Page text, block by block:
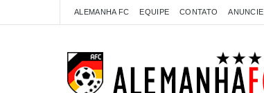
ALEMANHA FC EQUIPE CONTATO ANUNCIE